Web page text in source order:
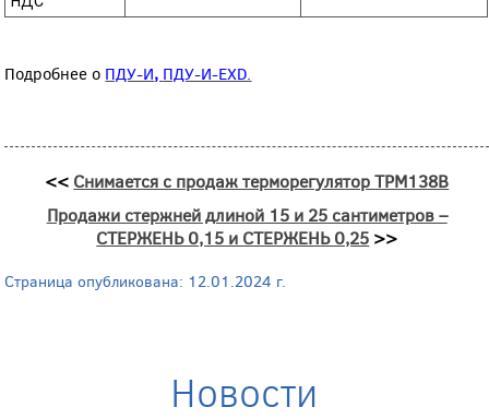
Подробнее о ПДУ-И, ПДУ-И-EXD.
<< Снимается с продаж терморегулятор ТРМ138В
Продажи стержней длиной 15 и 25 сантиметров –
СТЕРЖЕНЬ 0,15 и СТЕРЖЕНЬ 0,25 >>
Страница опубликована: 12.01.2024 г.
Новости